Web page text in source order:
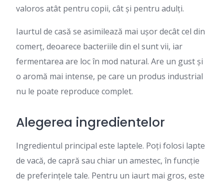
valoros atât pentru copii, cât și pentru adulți.
Iaurtul de casă se asimilează mai ușor decât cel din
comerț, deoarece bacteriile din el sunt vii, iar
fermentarea are loc în mod natural. Are un gust și
o aromă mai intense, pe care un produs industrial
nu le poate reproduce complet.
Alegerea ingredientelor
Ingredientul principal este laptele. Poți folosi lapte
de vacă, de capră sau chiar un amestec, în funcție
de preferințele tale. Pentru un iaurt mai gros, este